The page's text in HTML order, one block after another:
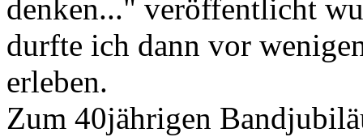
denken..." veröffentlicht
durfte ich dann vor
erleben.
Zum 40jährigen